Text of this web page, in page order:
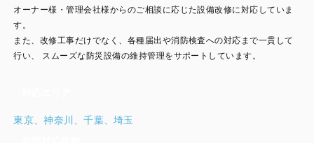
オーナー様・管理会社様からのご相談に応じた設備改修に対応していま
す。
また、改修工事だけでなく、各種届出や消防検査への対応まで一貫して
行い、
スムーズな防災設備の維持管理をサポートしています。
東京、神奈川、千葉、埼玉